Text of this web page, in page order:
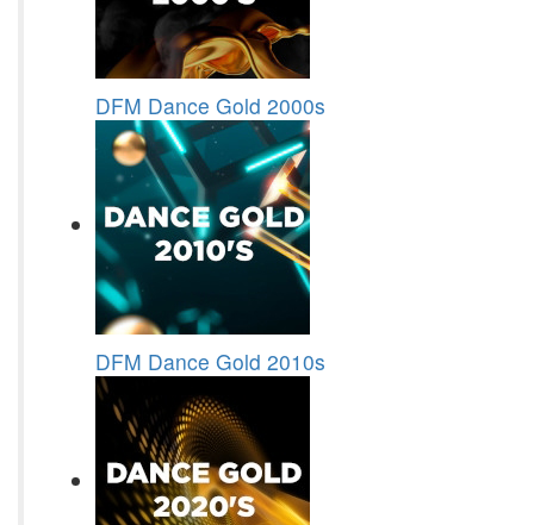
DFM Dance Gold 2000s
DFM Dance Gold 2010s